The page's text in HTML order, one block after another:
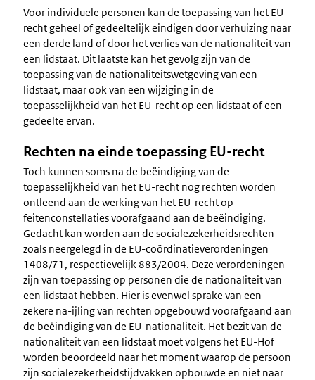
Voor individuele personen kan de toepassing van het EU-
recht geheel of gedeeltelijk eindigen door verhuizing naar
een derde land of door het verlies van de nationaliteit van
een lidstaat. Dit laatste kan het gevolg zijn van de
toepassing van de nationaliteitswetgeving van een
lidstaat, maar ook van een wijziging in de
toepasselijkheid van het EU-recht op een lidstaat of een
gedeelte ervan.
Rechten na einde toepassing EU-recht
Toch kunnen soms na de beëindiging van de
toepasselijkheid van het EU-recht nog rechten worden
ontleend aan de werking van het EU-recht op
feitenconstellaties voorafgaand aan de beëindiging.
Gedacht kan worden aan de socialezekerheidsrechten
zoals neergelegd in de EU-coördinatieverordeningen
1408/71, respectievelijk 883/2004. Deze verordeningen
zijn van toepassing op personen die de nationaliteit van
een lidstaat hebben. Hier is evenwel sprake van een
zekere na-ijling van rechten opgebouwd voorafgaand aan
de beëindiging van de EU-nationaliteit. Het bezit van de
nationaliteit van een lidstaat moet volgens het EU-Hof
worden beoordeeld naar het moment waarop de persoon
zijn socialezekerheidstijdvakken opbouwde en niet naar